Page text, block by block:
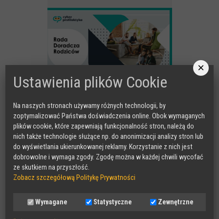
MAKEITCLEAR
×
Ustawienia plików Cookie
Na naszych stronach używamy różnych technologii, by
zoptymalizować Państwa doświadczenia online. Obok wymaganych
plików cookie, które zapewniają funkcjonalność stron, należą do
nich także technologie służące np. do anonimizacji analizy stron lub
do wyświetlania ukierunkowanej reklamy. Korzystanie z nich jest
dobrowolne i wymaga zgody. Zgodę można w każdej chwili wycofać
ze skutkiem na przyszłość.
Zobacz szczegółową Politykę Prywatności
Wymagane Statystyczne Zewnętrzne